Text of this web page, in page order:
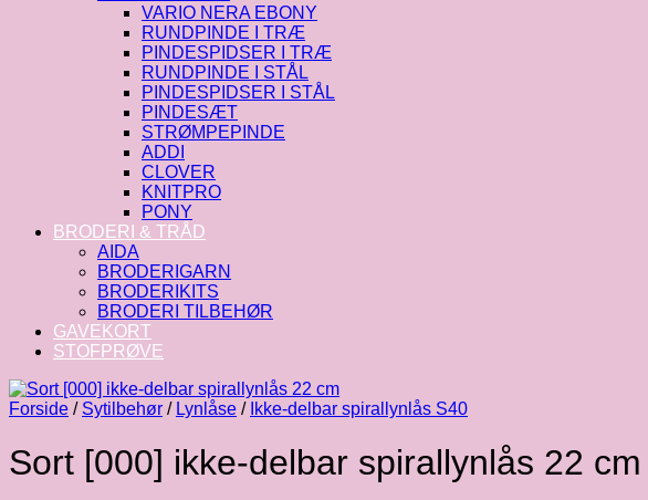
VARIO NERA EBONY
RUNDPINDE I TRÆ
PINDESPIDSER I TRÆ
RUNDPINDE I STÅL
PINDESPIDSER I STÅL
PINDESÆT
STRØMPEPINDE
ADDI
CLOVER
KNITPRO
PONY
BRODERI & TRÅD
AIDA
BRODERIGARN
BRODERIKITS
BRODERI TILBEHØR
GAVEKORT
STOFPRØVE
Forside / Sytilbehør / Lynlåse / Ikke-delbar spirallynlås S40
Sort [000] ikke-delbar spirallynlås 22 cm